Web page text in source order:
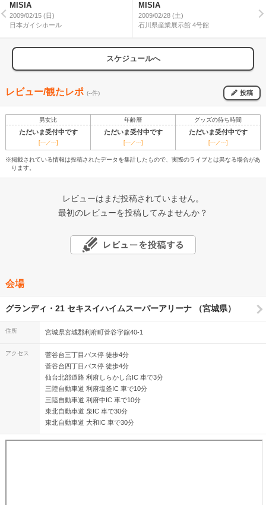
MISIA
2009/02/15 (日)
日本ガイシホール
MISIA
2009/02/28 (土)
石川県産業展示館 4号館
スケジュールへ
レビュー/観たレポ (--件) 投稿
男女比 年齢層 グッズの待ち時間
ただいま受付中です ただいま受付中です ただいま受付中です
[---／---] [---／---] [---／---]
※掲載されている情報は投稿されたデータを集計したもので、実際のライブとは異なる場合があ
ります。
レビューはまだ投稿されていません。
最初のレビューを投稿してみませんか？
会場
グランディ・21 セキスイハイムスーパーアリーナ （宮城県）
住所 宮城県宮城郡利府町菅谷字舘40-1
アクセス
菅谷台三丁目バス停 徒歩4分
菅谷台四丁目バス停 徒歩4分
仙台北部道路 利府しらかし台IC 車で3分
三陸自動車道 利府塩釜IC 車で10分
三陸自動車道 利府中IC 車で10分
東北自動車道 泉IC 車で30分
東北自動車道 大和IC 車で30分